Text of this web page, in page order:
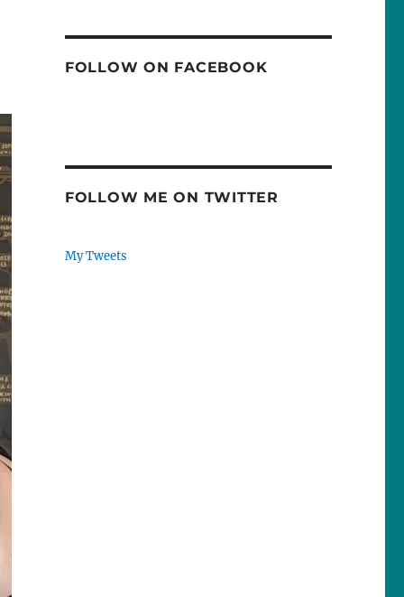
FOLLOW ON FACEBOOK
FOLLOW ME ON TWITTER
My Tweets